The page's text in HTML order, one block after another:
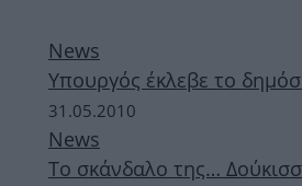
News
Υπουργός έκλεβε το
31.05.2010
News
To σκάνδαλο της…